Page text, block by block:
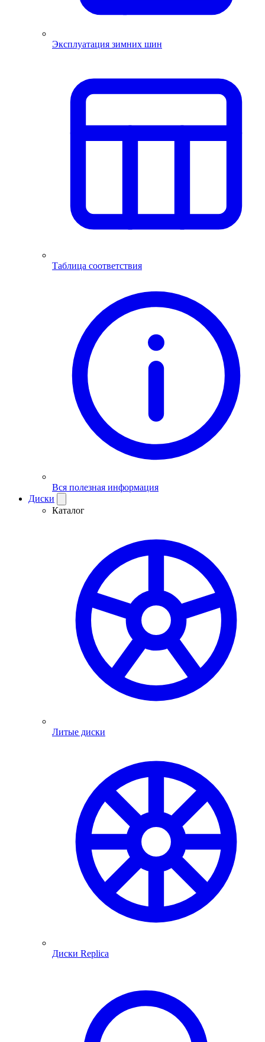
Эксплуатация зимних шин
Таблица соответствия
Вся полезная информация
Диски
Каталог
Литые диски
Диски Replica